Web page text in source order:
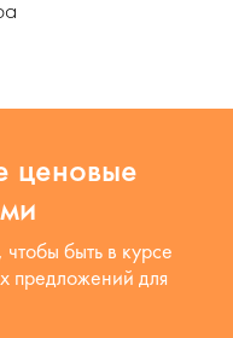
ценовые
быть в курсе
предложений для